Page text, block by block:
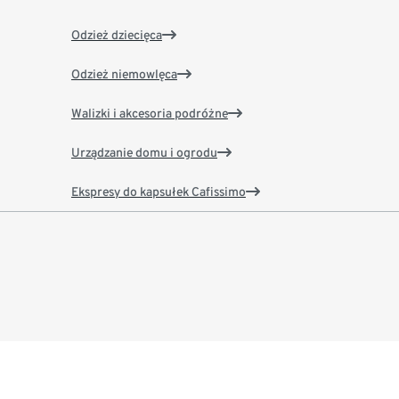
Odzież dziecięca
Odzież niemowlęca
Walizki i akcesoria podróżne
Urządzanie domu i ogrodu
Ekspresy do kapsułek Cafissimo